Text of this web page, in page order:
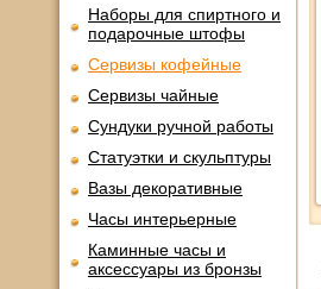
Наборы для спиртного и
подарочные штофы
Сервизы кофейные
Сервизы чайные
Сундуки ручной работы
Статуэтки и скульптуры
Вазы декоративные
Часы интерьерные
Каминные часы и
аксессуары из бронзы